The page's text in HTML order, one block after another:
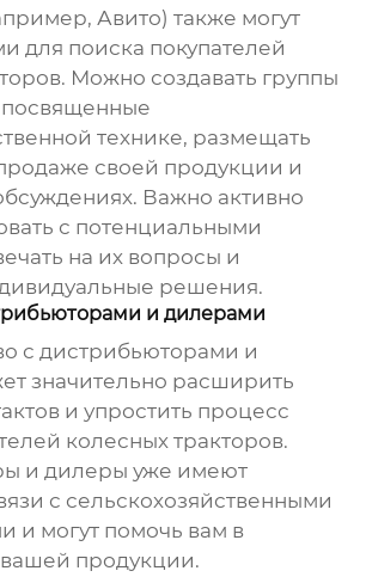
Авито) также могут
для поиска покупателей
. Можно создавать группы
технике, размещать
своей продукции и
Важно активно
с потенциальными
на их вопросы и
решения.
и дилерами
с дистрибьюторами и
значительно расширить
и упростить процесс
колесных тракторов.
и дилеры уже имеют
с сельскохозяйственными
и могут помочь вам в
продукции.